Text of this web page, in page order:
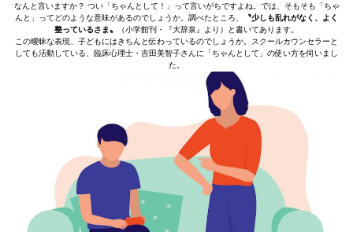
なんと言いますか？ つい「ちゃんとして！」って言いがちですよね。では、そもそも「ちゃ
んと」ってどのような意味があるのでしょうか。調べたところ、
〝少しも乱れがなく、よく
整っているさま〟
（小学館刊・『大辞泉』より）と書いてあります。
この曖昧な表現、子どもにはきちんと伝わっているのでしょうか。スクールカウンセラーと
しても活動している、臨床心理士・吉田美智子さんに「ちゃんとして」の使い方を伺いまし
た。